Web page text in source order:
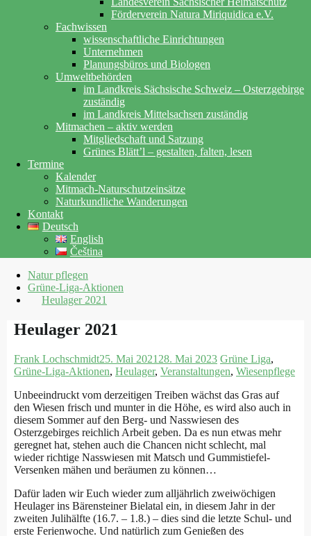
Förderverein Natura Miriquidica e.V.
Fachwissen
wissenschaftliche Einrichtungen
Unternehmen
Planungsbüros und Biologen
Umweltbehörden
im Landkreis Sächsische Schweiz – Osterzgebirge
zuständig
im Landkreis Mittelsachsen zuständig
Mitmachen – aktiv werden
Mitgliedschaft und Satzung
Grünes Blätt’l – gestalten, falten, lesen
Termine
Kalender
Mitmach-Naturschutzeinsätze
Naturkundliche Wanderungen
Kontakt
Deutsch
English
Čeština
Natur pflegen
Grüne-Liga-Aktionen
Heulager 2021
Heulager 2021
Frank Lochschmidt25. Mai 2021 28. Mai 2023 Grüne Liga,
Grüne-Liga-Aktionen, Heulager, Veranstaltungen, Wiesenpflege
Unbeeindruckt vom derzeitigen Treiben wächst das Gras auf
den Wiesen frisch und munter in die Höhe, es wird also auch in
diesem Sommer auf den Berg- und Nasswiesen des
Osterzgebirges reichlich Arbeit geben. Da es nun etwas mehr
geregnet hat, stehen auch die Chancen nicht schlecht, mal
wieder richtige Nasswiesen mit Matsch und Gummistiefel-
Versenken mähen und beräumen zu können…
Dafür laden wir Euch wieder zum alljährlich zweiwöchigen
Heulager ins Bärensteiner Bielatal ein, in diesem Jahr in der
zweiten Julihälfte (16.7. – 1.8.) – dies sind die letzte Schul- und
erste Ferienwoche. Und natürlich zum Genießen des